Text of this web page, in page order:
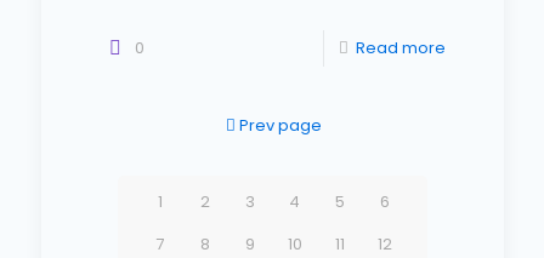
0 Read more
Prev page
1 2 3 4 5
6
7
8 9 10 11
12